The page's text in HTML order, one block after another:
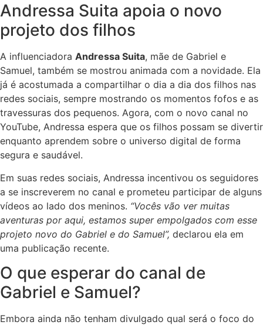
Andressa Suita apoia o novo
projeto dos filhos
A influenciadora Andressa Suita, mãe de Gabriel e
Samuel, também se mostrou animada com a novidade. Ela
já é acostumada a compartilhar o dia a dia dos filhos nas
redes sociais, sempre mostrando os momentos fofos e as
travessuras dos pequenos. Agora, com o novo canal no
YouTube, Andressa espera que os filhos possam se divertir
enquanto aprendem sobre o universo digital de forma
segura e saudável.
Em suas redes sociais, Andressa incentivou os seguidores
a se inscreverem no canal e prometeu participar de alguns
vídeos ao lado dos meninos. “Vocês vão ver muitas
aventuras por aqui, estamos super empolgados com esse
projeto novo do Gabriel e do Samuel”, declarou ela em
uma publicação recente.
O que esperar do canal de
Gabriel e Samuel?
Embora ainda não tenham divulgado qual será o foco do